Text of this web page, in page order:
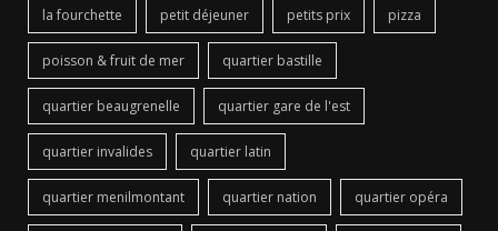
la fourchette petit déjeuner petits prix pizza
poisson & fruit de mer quartier bastille
quartier beaugrenelle quartier gare de l'est
quartier invalides quartier latin
quartier menilmontant quartier nation quartier opéra